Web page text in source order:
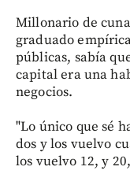
Millonario de
graduado
públicas, sabía
capital era una
negocios.
"Lo único que sé
dos y los vuelvo
los vuelvo 12, y